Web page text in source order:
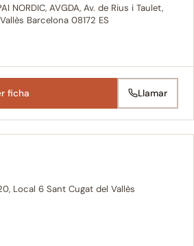
NORDIC, AVGDA, Av. de Rius i Taulet,
Barcelona 08172 ES
ficha Llamar
Local 6 Sant Cugat del Vallès